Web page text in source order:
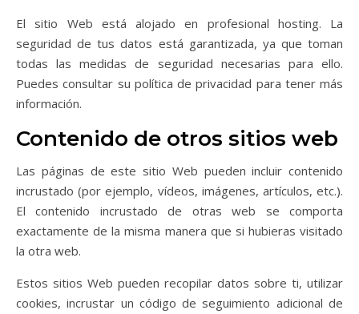
El sitio Web está alojado en profesional hosting. La
seguridad de tus datos está garantizada, ya que toman
todas las medidas de seguridad necesarias para ello.
Puedes consultar su política de privacidad para tener más
información.
Contenido de otros sitios web
Las páginas de este sitio Web pueden incluir contenido
incrustado (por ejemplo, vídeos, imágenes, artículos, etc.).
El contenido incrustado de otras web se comporta
exactamente de la misma manera que si hubieras visitado
la otra web.
Estos sitios Web pueden recopilar datos sobre ti, utilizar
cookies, incrustar un código de seguimiento adicional de